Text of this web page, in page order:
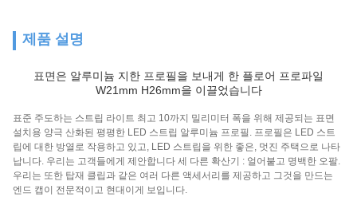
제품 설명
표면은 알루미늄 지한 프로필을 보내게 한 플로어 프로파일
W21mm H26mm을 이끌었습니다
표준 주도하는 스트립 라이트 최고 10까지 밀리미터 폭을 위해 제공되는 표면
설치용 양극 산화된 평평한 LED 스트립 알루미늄 프로필. 프로필은 LED 스트
립에 대한 방열로 작용하고 있고, LED 스트립을 위한 좋은, 멋진 주택으로 나타
납니다. 우리는 고객들에게 제안합니다 세 다른 확산기 : 얼어붙고 명백한 오팔.
우리는 또한 탑재 클립과 같은 여러 다른 액세서리를 제공하고 그것을 만드는
엔드 캡이 전문적이고 현대이게 보입니다.